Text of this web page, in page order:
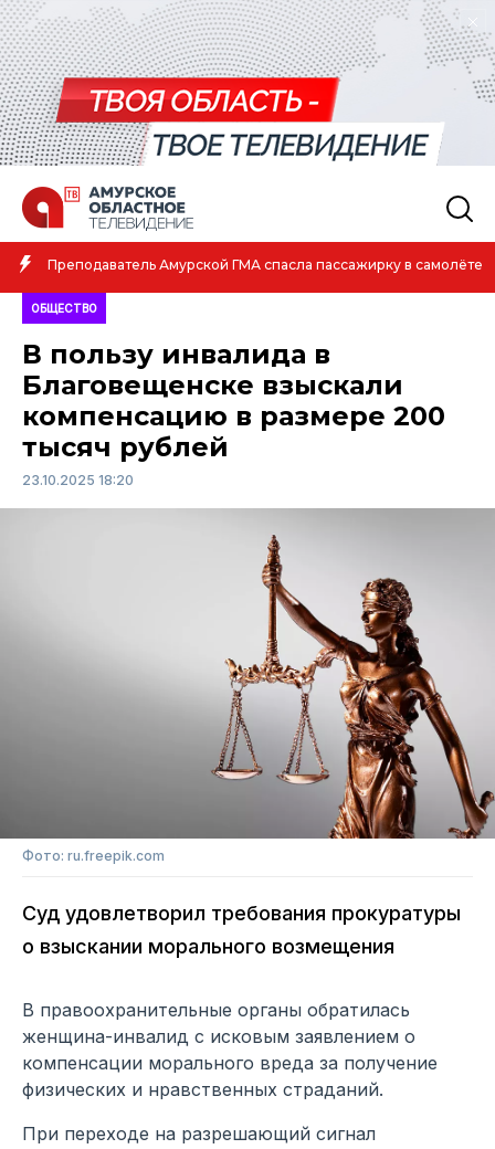
Амурская спортсменка выиграла первенство России по лёгкой
атлетике
ОБЩЕСТВО
В пользу инвалида в
Благовещенске взыскали
компенсацию в размере 200
тысяч рублей
23.10.2025 18:20
Фото: ru.freepik.com
Суд удовлетворил требования прокуратуры
о взыскании морального возмещения
В правоохранительные органы обратилась
женщина-инвалид с исковым заявлением о
компенсации морального вреда за получение
физических и нравственных страданий.
При переходе на разрешающий сигнал